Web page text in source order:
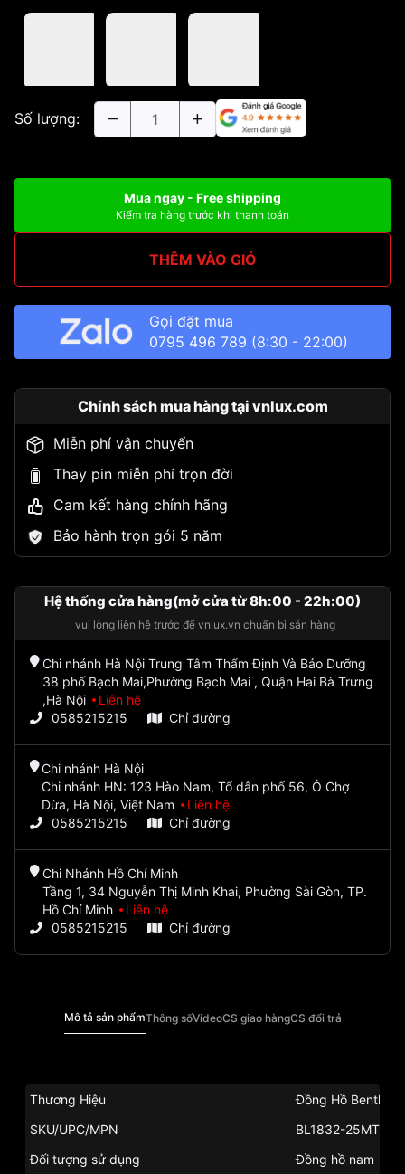
Số lượng:
Mua ngay - Free shipping
Kiểm tra hàng trước khi thanh toán
THÊM VÀO GIỎ
Gọi đặt mua
0795 496 789 (8:30 - 22:00)
Chính sách mua hàng tại vnlux.com
Miễn phí vận chuyển
Thay pin miễn phí trọn đời
Cam kết hàng chính hãng
Bảo hành trọn gói 5 năm
Hệ thống cửa hàng(mở cửa từ 8h:00 - 22h:00)
vui lòng liên hệ trước để vnlux.vn chuẩn bị sẵn hàng
Chi nhánh Hà Nội Trung Tâm Thẩm Định Và Bảo Dưỡng
38 phố Bạch Mai,Phường Bạch Mai , Quận Hai Bà Trưng
,Hà Nội
Liên hệ
0585215215
Chỉ đường
Chi nhánh Hà Nội
Chi nhánh HN: 123 Hào Nam, Tổ dân phố 56, Ô Chợ
Dừa, Hà Nội, Việt Nam
Liên hệ
0585215215
Chỉ đường
Chi Nhánh Hồ Chí Minh
Tầng 1, 34 Nguyễn Thị Minh Khai, Phường Sài Gòn, TP.
Hồ Chí Minh
Liên hệ
0585215215
Chỉ đường
Mô tả sản phẩmThông sốVideoCS giao hàngCS đổi trả
Thương Hiệu
Đồng Hồ Bentley
SKU/UPC/MPN
BL1832-25MTWI
Đối tượng sử dụng
Đồng hồ nam